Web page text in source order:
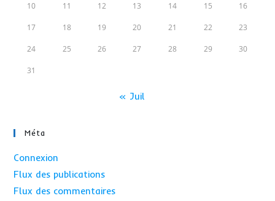
10 11 12 13 14 15 16
17 18 19 20 21 22 23
24 25 26 27 28 29 30
31
« Juil
Méta
Connexion
Flux des publications
Flux des commentaires